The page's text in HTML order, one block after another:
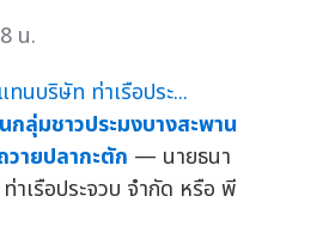
น.
ลุ่มชาวประมงบางสะพาน
วายปลากะตัก — นายธนา
เรือประจวบ จำกัด หรือ พี